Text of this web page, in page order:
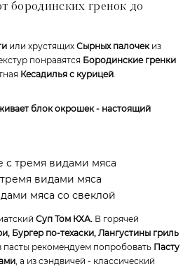
бородинских гренок до
или хрустящих Сырных палочекиз
понравятся Бородинские гренки
Кесадилья с курицей
блок окрошек - настоящий
с тремя видами мяса
видами мяса
мяса со свеклой
Суп Том КХА. В горячей
Бургер по-техаски, Лангустины гриль
пасты рекомендуем попробовать Пасту
, а из сэндвичей - классический